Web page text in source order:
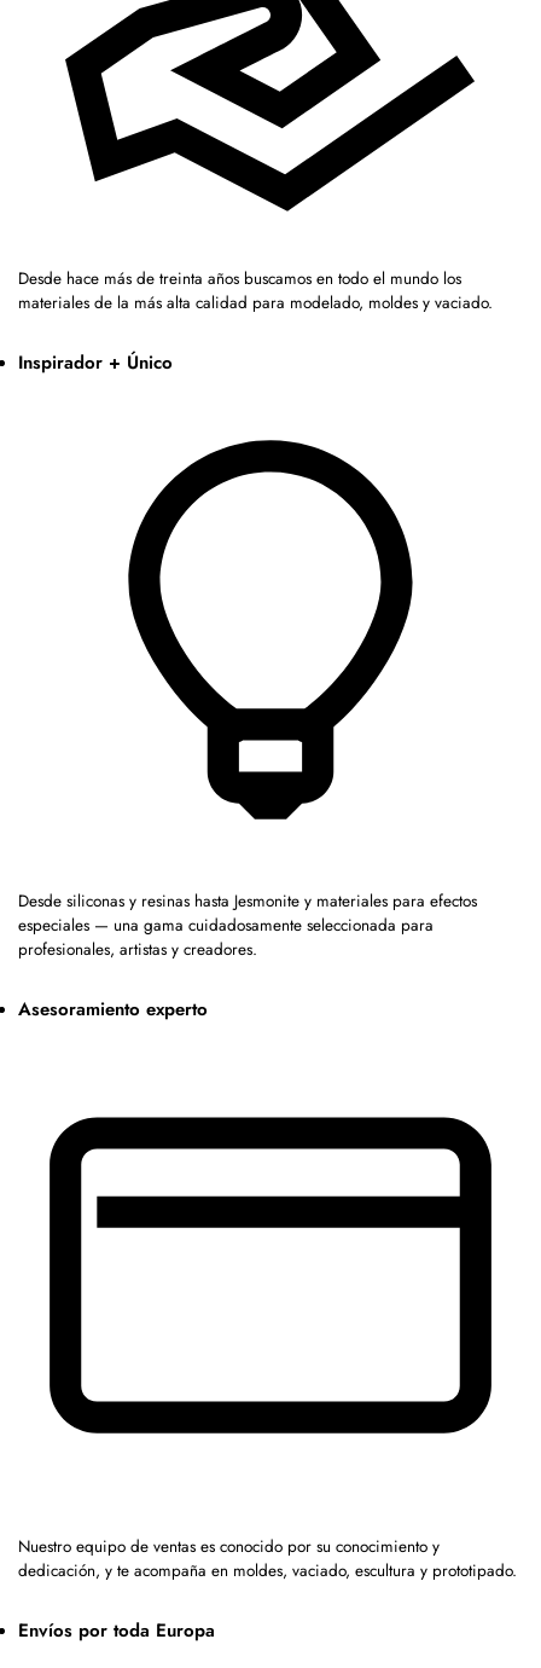
Desde hace más de treinta años buscamos en todo el mundo los
materiales de la más alta calidad para modelado, moldes y vaciado.
Inspirador + Único
Desde siliconas y resinas hasta Jesmonite y materiales para efectos
especiales — una gama cuidadosamente seleccionada para
profesionales, artistas y creadores.
Asesoramiento experto
Nuestro equipo de ventas es conocido por su conocimiento y
dedicación, y te acompaña en moldes, vaciado, escultura y prototipado.
Envíos por toda Europa